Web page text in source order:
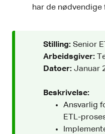
har de
Stilling: Senior
Arbeidsgiver:
Datoer: Januar
Beskrivelse:
Ansvarlig
ETL-